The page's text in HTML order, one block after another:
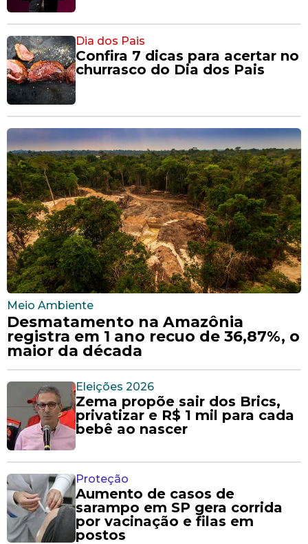
Dia dos Pais
Confira 7 dicas para acertar no
churrasco do Dia dos Pais
Meio Ambiente
Desmatamento na Amazônia
registra em 1 ano recuo de 36,87%, o
maior da década
Eleições 2026
Zema propõe sair dos Brics,
privatizar e R$ 1 mil para cada
bebê ao nascer
Proteção
Aumento de casos de
sarampo em SP gera corrida
por vacinação e filas em
postos